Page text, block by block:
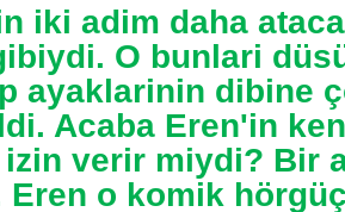
iki adim daha
O bunlari
ayaklarinin dibine
Acaba Eren'in
verir miydi? Bir
Eren o komik